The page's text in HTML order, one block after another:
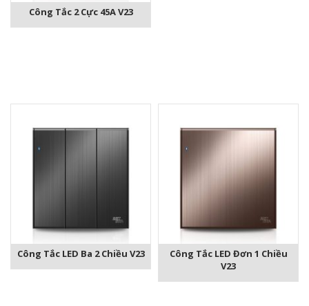
Công Tắc 2 Cực 45A V23
Công Tắc LED Ba 2 Chiều V23
Công Tắc LED Đơn 1 Chiều
V23